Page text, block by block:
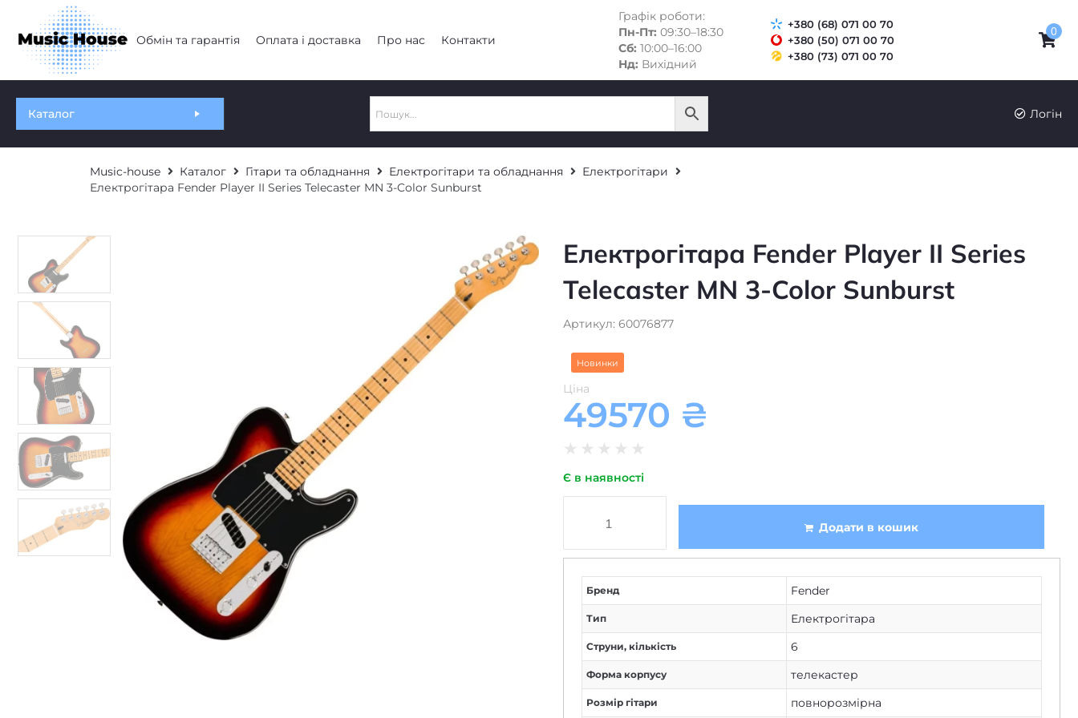
Обмін та гарантія Оплата і доставка Про нас Контакти
Графік роботи:
Пн-Пт: 09:30–18:30
Сб: 10:00–16:00
Нд: Вихідний
+380 (68) 071 00 70
+380 (50) 071 00 70
+380 (73) 071 00 70
0
Каталог Логін
Music-house Каталог Гітари та обладнання Електрогітари та обладнання
Електрогітари
Електрогітара Fender Player II Series Telecaster MN 3-Color Sunburst
Електрогітара Fender Player II Series
Telecaster MN 3-Color Sunburst
Артикул: 60076877
Новинки
Ціна
49570 ₴
★ ★ ★ ★ ★
Є в наявності
Додати в кошик
Бренд Fender
Тип Електрогітара
Струни, кількість 6
Форма корпусу телекастер
Розмір гітари повнорозмірна